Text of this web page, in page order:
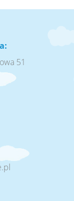
51